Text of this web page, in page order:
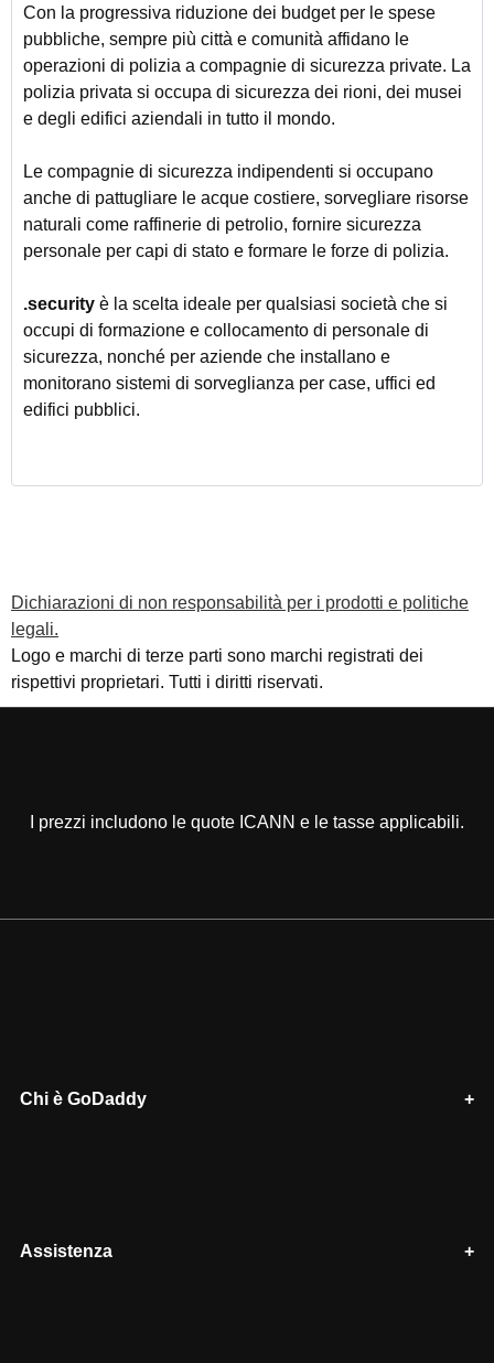
Con la progressiva riduzione dei budget per le spese
pubbliche, sempre più città e comunità affidano le
operazioni di polizia a compagnie di sicurezza private. La
polizia privata si occupa di sicurezza dei rioni, dei musei
e degli edifici aziendali in tutto il mondo.
Le compagnie di sicurezza indipendenti si occupano
anche di pattugliare le acque costiere, sorvegliare risorse
naturali come raffinerie di petrolio, fornire sicurezza
personale per capi di stato e formare le forze di polizia.
.security è la scelta ideale per qualsiasi società che si
occupi di formazione e collocamento di personale di
sicurezza, nonché per aziende che installano e
monitorano sistemi di sorveglianza per case, uffici ed
edifici pubblici.
Dichiarazioni di non responsabilità per i prodotti e politiche
legali.
Logo e marchi di terze parti sono marchi registrati dei
rispettivi proprietari. Tutti i diritti riservati.
I prezzi includono le quote ICANN e le tasse applicabili.
Chi è GoDaddy
Assistenza